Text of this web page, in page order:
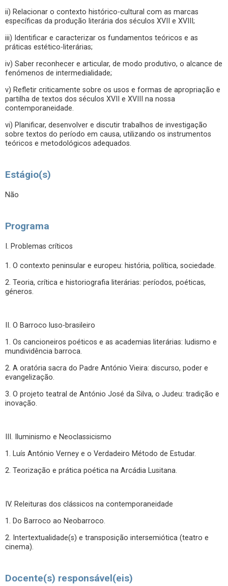
ii) Relacionar o contexto histórico-cultural com as marcas
específicas da produção literária dos séculos XVII e XVIII;
iii) Identificar e caracterizar os fundamentos teóricos e as
práticas estético-literárias;
iv) Saber reconhecer e articular, de modo produtivo, o alcance de
fenómenos de intermedialidade;
v) Refletir criticamente sobre os usos e formas de apropriação e
partilha de textos dos séculos XVII e XVIII na nossa
contemporaneidade.
vi) Planificar, desenvolver e discutir trabalhos de investigação
sobre textos do período em causa, utilizando os instrumentos
teóricos e metodológicos adequados.
Estágio(s)
Não
Programa
I. Problemas críticos
1. O contexto peninsular e europeu: história, política, sociedade.
2. Teoria, crítica e historiografia literárias: períodos, poéticas,
géneros.
II. O Barroco luso-brasileiro
1. Os cancioneiros poéticos e as academias literárias: ludismo e
mundividência barroca.
2. A oratória sacra do Padre António Vieira: discurso, poder e
evangelização.
3. O projeto teatral de António José da Silva, o Judeu: tradição e
inovação.
III. Iluminismo e Neoclassicismo
1. Luís António Verney e o Verdadeiro Método de Estudar.
2. Teorização e prática poética na Arcádia Lusitana.
IV. Releituras dos clássicos na contemporaneidade
1. Do Barroco ao Neobarroco.
2. Intertextualidade(s) e transposição intersemiótica (teatro e
cinema).
Docente(s) responsável(eis)